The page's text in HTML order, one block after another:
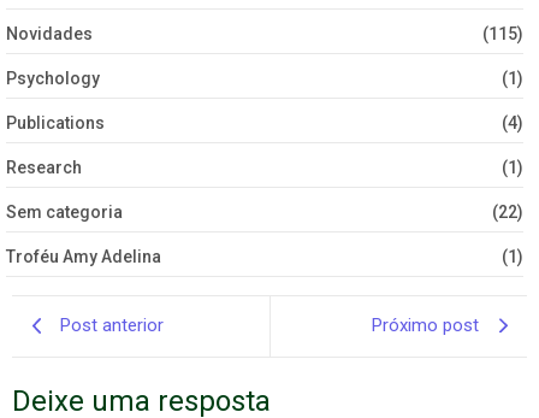
Novidades (115)
Psychology (1)
Publications (4)
Research (1)
Sem categoria (22)
Troféu Amy Adelina (1)
Post anterior Próximo post
Deixe uma resposta